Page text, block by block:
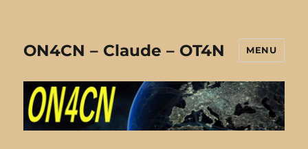
ON4CN – Claude – OT4N MENU